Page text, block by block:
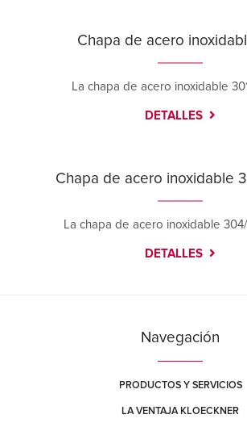
Chapa de acero
La chapa de acero inoxidable
DETALLES
Chapa de acero inoxidable
La chapa de acero inoxidable
DETALLES
Navegación
PRODUCTOS Y SERVICIOS
LA VENTAJA KLOECKNER